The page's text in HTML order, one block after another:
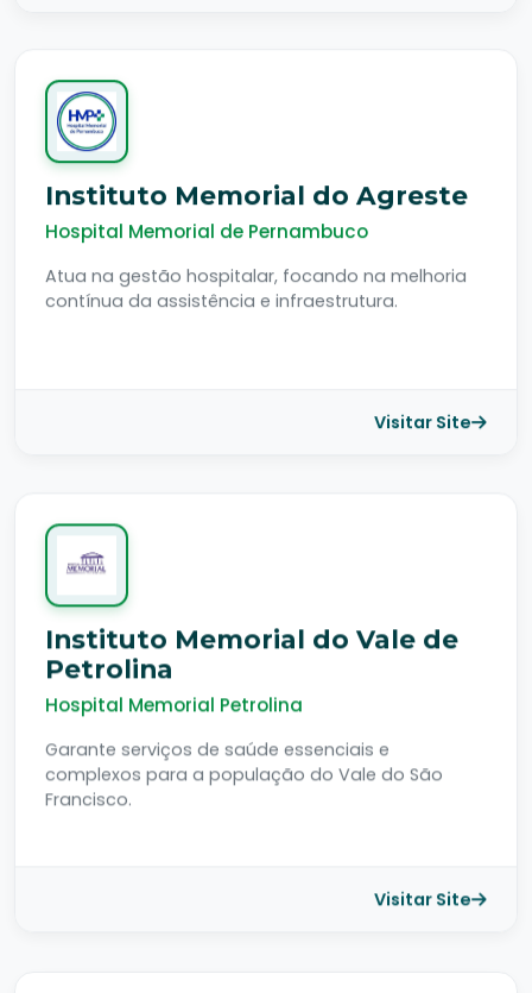
Instituto Memorial do Agreste
Hospital Memorial de Pernambuco
Atua na gestão hospitalar, focando na melhoria
contínua da assistência e infraestrutura.
Visitar Site
Instituto Memorial do Vale de
Petrolina
Hospital Memorial Petrolina
Garante serviços de saúde essenciais e
complexos para a população do Vale do São
Francisco.
Visitar Site